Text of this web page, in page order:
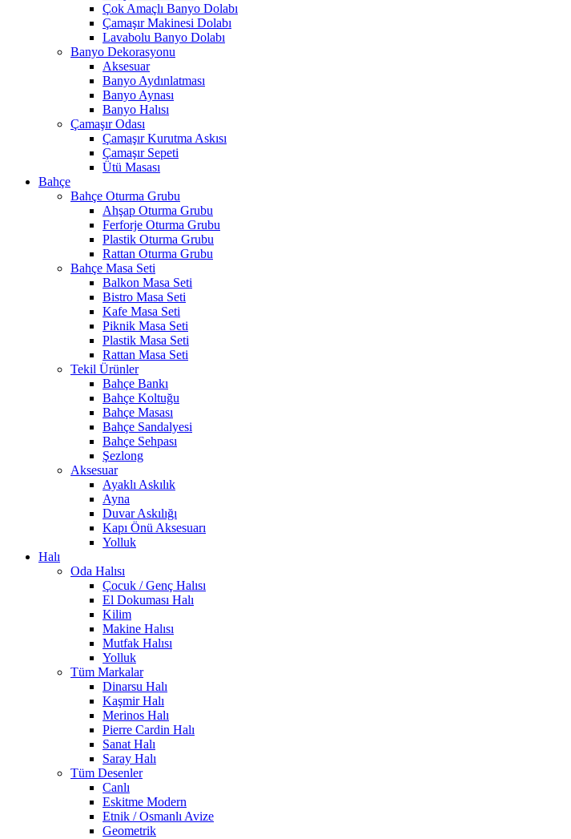
Çok Amaçlı Banyo Dolabı
Çamaşır Makinesi Dolabı
Lavabolu Banyo Dolabı
Banyo Dekorasyonu
Aksesuar
Banyo Aydınlatması
Banyo Aynası
Banyo Halısı
Çamaşır Odası
Çamaşır Kurutma Askısı
Çamaşır Sepeti
Ütü Masası
Bahçe
Bahçe Oturma Grubu
Ahşap Oturma Grubu
Ferforje Oturma Grubu
Plastik Oturma Grubu
Rattan Oturma Grubu
Bahçe Masa Seti
Balkon Masa Seti
Bistro Masa Seti
Kafe Masa Seti
Piknik Masa Seti
Plastik Masa Seti
Rattan Masa Seti
Tekil Ürünler
Bahçe Bankı
Bahçe Koltuğu
Bahçe Masası
Bahçe Sandalyesi
Bahçe Sehpası
Şezlong
Aksesuar
Ayaklı Askılık
Ayna
Duvar Askılığı
Kapı Önü Aksesuarı
Yolluk
Halı
Oda Halısı
Çocuk / Genç Halısı
El Dokuması Halı
Kilim
Makine Halısı
Mutfak Halısı
Yolluk
Tüm Markalar
Dinarsu Halı
Kaşmir Halı
Merinos Halı
Pierre Cardin Halı
Sanat Halı
Saray Halı
Tüm Desenler
Canlı
Eskitme Modern
Etnik / Osmanlı Avize
Geometrik